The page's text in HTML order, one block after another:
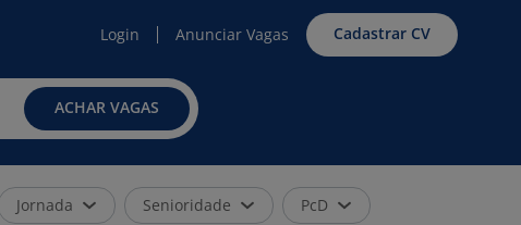
Login Anunciar Vagas Cadastrar CV
ACHAR VAGAS
Jornada Senioridade PcD